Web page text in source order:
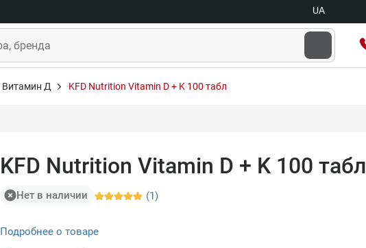
UA
Витамин Д KFD Nutrition Vitamin D + K 100 табл
KFD Nutrition Vitamin D + K 100 табл
Нет в наличии (1)
Подробнее о товаре